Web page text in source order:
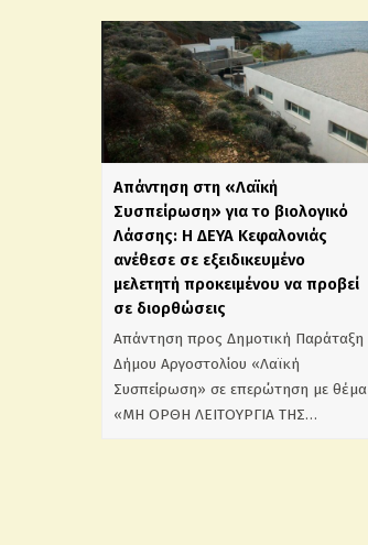
Απάντηση στη «Λαϊκή
Συσπείρωση» για το βιολογικό
Λάσσης: Η ΔΕΥΑ Κεφαλονιάς
ανέθεσε σε εξειδικευμένο
μελετητή προκειμένου να προβεί
σε διορθώσεις
Απάντηση προς Δημοτική Παράταξη
Δήμου Αργοστολίου «Λαϊκή
Συσπείρωση» σε επερώτηση με θέμα
«ΜΗ ΟΡΘΗ ΛΕΙΤΟΥΡΓΙΑ ΤΗΣ…